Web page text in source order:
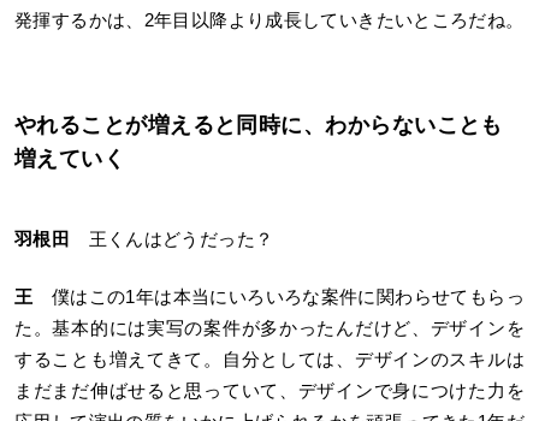
発揮するかは、2年目以降より成長していきたいところだね。
やれることが増えると同時に、わからないことも
増えていく
羽根田 王くんはどうだった？
王 僕はこの1年は本当にいろいろな案件に関わらせてもらっ
た。基本的には実写の案件が多かったんだけど、デザインを
することも増えてきて。自分としては、デザインのスキルは
まだまだ伸ばせると思っていて、デザインで身につけた力を